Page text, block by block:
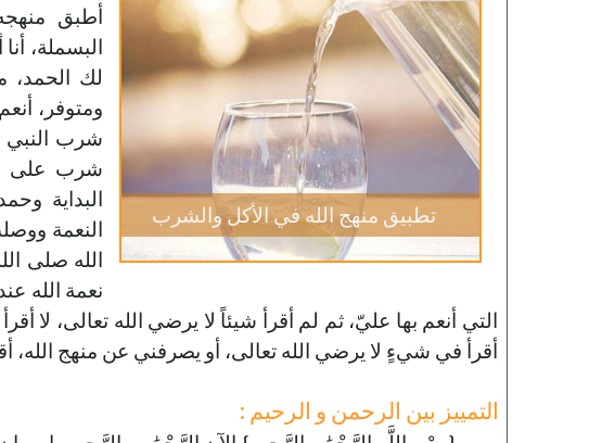
تطبيق منهج الله في الأكل والشرب
أطبق
البسملة،
لك الحمد،
ومتوفر،
شرب النبي
شرب على
البداية
النعمة
الله صلى
نعمة الله
التي أنعم بها عليّ، ثم لم أقرأ شيئاً لا يرضي الله تعالى، لا
أقرأ في شيءٍ لا يرضي الله تعالى، أو يصرفني عن منهج الله،
التمييز بين الرحمن و الرحيم :